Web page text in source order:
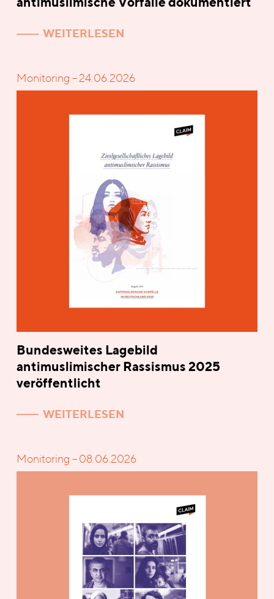
antimuslimische Vorfälle dokumentiert
WEITERLESEN
Monitoring – 24.06.2026
Bundesweites Lagebild
antimuslimischer Rassismus 2025
veröffentlicht
WEITERLESEN
Monitoring – 08.06.2026